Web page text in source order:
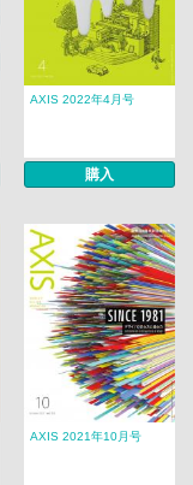
AXIS 2022年4月号
購入
AXIS 2021年10月号